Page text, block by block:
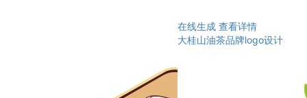
在线生成 查看详情
大桂山油茶品牌logo设计